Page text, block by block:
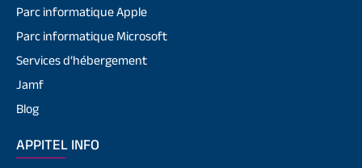
Parc informatique Apple
Parc informatique Microsoft
Services d’hébergement
Jamf
Blog
APPITEL INFO